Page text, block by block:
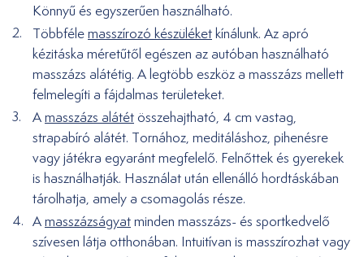
Könnyű és egyszerűen használható.
Többfélemasszírozó készüléketkínálunk. Az apró
kézitáska méretűtől egészen az autóban használható
masszázs alátétig. A legtöbb eszköz a masszázs mellett
felmelegíti a fájdalmas területeket.
Amasszázs alátét összehajtható, 4 cm vastag,
strapabíró alátét. Tornához, meditáláshoz, pihenésre
vagy játékra egyaránt megfelelő. Felnőttek és gyerekek
is használhatják. Használat után ellenálló hordtáskában
tárolhatja, amely a csomagolás része.
Amasszázságyatminden masszázs- és sportkedvelő
szívesen látja otthonában. Intuitívan is masszírozhat vagy